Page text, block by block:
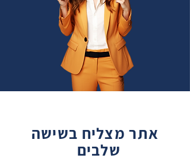
שלך ולמשוך יותר מבקרים.
אתר מצליח בשישה
שלבים